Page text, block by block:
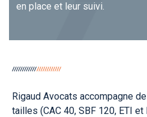
en place et leur suivi.
Rigaud Avocats accompagne
tailles (CAC 40, SBF 120, ETI